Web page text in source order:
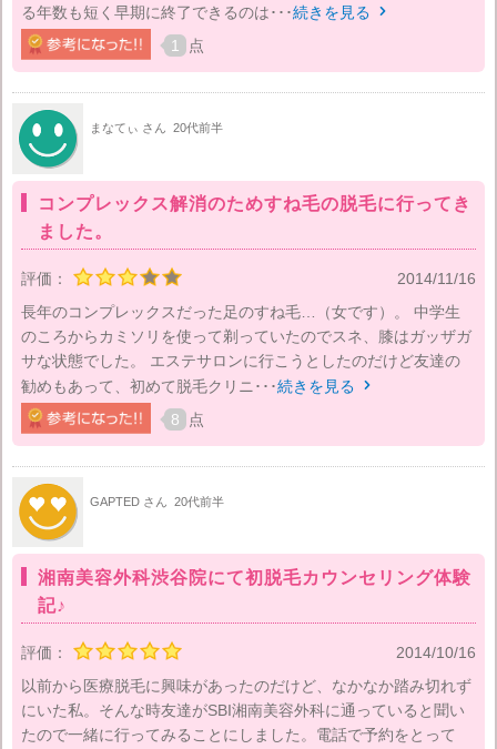
る年数も短く早期に終了できるのは･･･続きを見る 
1 点
まなてぃ さん 20代前半
コンプレックス解消のためすね毛の脱毛に行ってき
ました。
評価：
2014/11/16
長年のコンプレックスだった足のすね毛…（女です）。 中学生
のころからカミソリを使って剃っていたのでスネ、膝はガッザガ
サな状態でした。 エステサロンに行こうとしたのだけど友達の
勧めもあって、初めて脱毛クリニ･･･続きを見る 
8 点
GAPTED さん 20代前半
湘南美容外科渋谷院にて初脱毛カウンセリング体験
記♪
評価：
2014/10/16
以前から医療脱毛に興味があったのだけど、なかなか踏み切れず
にいた私。そんな時友達がSBI湘南美容外科に通っていると聞い
たので一緒に行ってみることにしました。電話で予約をとって